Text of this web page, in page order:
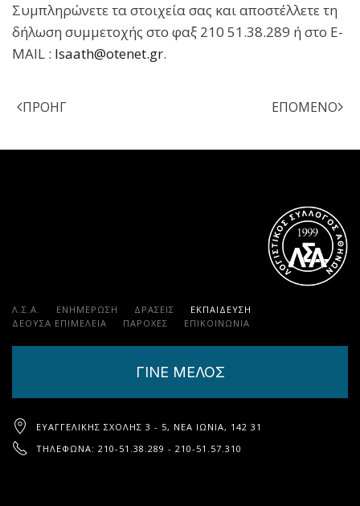
Συμπληρώνετε τα στοιχεία σας και αποστέλλετε τη
δήλωση συμμετοχής στο φαξ 210 51.38.289 ή στο E-
MAIL : lsaath@otenet.gr.
ΠΡΟΗΓ ΕΠΌΜΕΝΟ
Λ.Σ.Α. ΕΝΗΜΕΡΩΣΗ ΔΡΑΣΕΙΣ
ΕΚΠΑΊΔΕΥΣΗ
ΔΕΟΥΣΑ ΕΠΙΜΕΛΕΙΑ
ΠΑΡΟΧΈΣ ΕΠΙΚΟΙΝΩΝΊΑ
ΓΙΝΕ ΜΕΛΟΣ
ΕΥΑΓΓΕΛΙΚΉΣ ΣΧΟΛΉΣ 3 - 5, ΝΈΑ ΙΩΝΊΑ, 142 31
ΤΗΛΈΦΩΝΑ: 210-51.38.289 - 210-51.57.310